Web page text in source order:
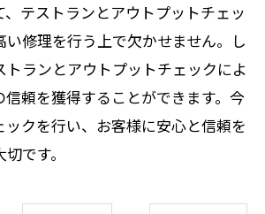
テストランとアウトプットチェッ
い修理を行う上で欠かせません。し
トランとアウトプットチェックによ
信頼を獲得することができます。今
クを行い、お客様に安心と信頼を
です。